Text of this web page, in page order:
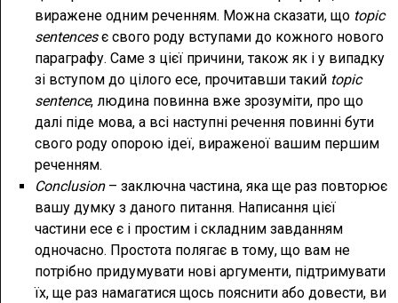
виражене одним реченням. Можна сказати, що topic
sentencesє свого роду вступами до кожного нового
параграфу. Саме з цієї причини, також як і у випадку
зі вступом до цілого есе, прочитавши такий topic
sentence, людина повинна вже зрозуміти, про що
далі піде мова, а всі наступні речення повинні бути
свого роду опорою ідеї, вираженої вашим першим
реченням.
Conclusion– заключна частина, яка ще раз повторює
вашу думку з даного питання. Написання цієї
частини есе є і простим і складним завданням
одночасно. Простота полягає в тому, що вам не
потрібно придумувати нові аргументи, підтримувати
їх, ще раз намагатися щось пояснити або довести, ви